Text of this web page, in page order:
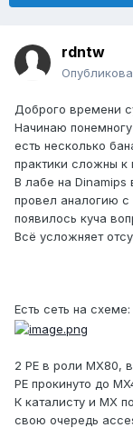
rdntw
Доброго времени
Начинаю понемногу
есть несколько
практики сложны к
В лабе на Dinamips
провел аналогию с
появилось куча
Всё усложняет
Есть сеть на схеме:
2 PE в роли MX80,
PE прокинуто до
К каталисту и MX
свою очередь